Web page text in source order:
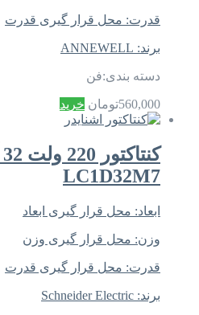
قدرت: محل قرار گیری قدرت
برند: ANNEWELL
دسته بندی:فن
560,000تومان خرید
LC1D32M7
ابعاد: محل قرار گیری ابعاد
وزن: محل قرار گیری وزن
قدرت: محل قرار گیری قدرت
برند: Schneider Electric